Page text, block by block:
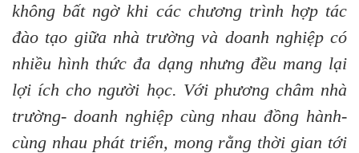
không bất ngờ khi các chương trình hợp tác
đào tạo giữa nhà trường và doanh nghiệp có
nhiều hình thức đa dạng nhưng đều mang lại
lợi ích cho người học. Với phương châm nhà
trường- doanh nghiệp cùng nhau đồng hành-
cùng nhau phát triển, mong rằng thời gian tới